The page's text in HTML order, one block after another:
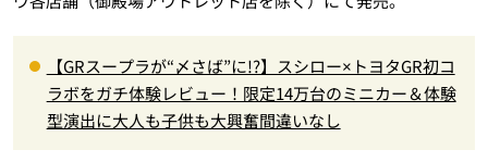
【GRスープラが“〆さば”に!?】スシロー×トヨタGR初コ
ラボをガチ体験レビュー！限定14万台のミニカー＆体験
型演出に大人も子供も大興奮間違いなし